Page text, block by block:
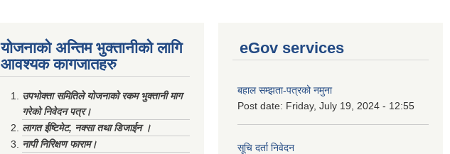
योजनाको अन्तिम भुक्तानीको लागि
आवश्यक कागजातहरु
उपभोक्ता समितिले योजनाको रकम भुक्तानी माग
गरेको निवेदन पत्र।
लागत ईष्टिमेट, नक्सा तथा डिजाईन ।
नापी निरिक्षण फाराम।
eGov services
बहाल सम्झता-पत्रको नमुना
Post date: Friday, July 19, 2024 - 12:55
सूचि दर्ता निवेदन